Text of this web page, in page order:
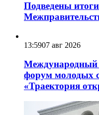
Подведены
13:5907 авг 2026
Международный
форум молодых
«Траектория